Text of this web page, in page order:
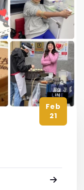
Feb
21